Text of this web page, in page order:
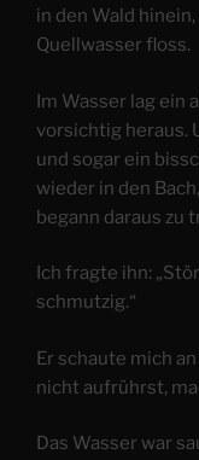
in den Wald
Quellwasser floss.
Im Wasser lag ein
vorsichtig heraus.
und sogar ein
wieder in den
begann daraus zu
Ich fragte ihn:
schmutzig.“
Er schaute mich
nicht aufrührst,
Das Wasser war